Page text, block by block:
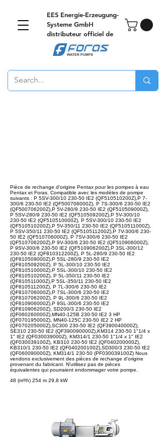
EES Energie-Erzeugung-
Systeme GmbH
distributeur officiel de
Pièce de rechange d'origine Pentax pour les pompes à eau
Pentax et Foras. Compatible avec les modèles de pompe
suivants : P 5SV-300/10 230-50 IE2 (QF510510200Z),P 7-
300/6 230-50 IE2 (QF500706000Z), P 7S-300/6 230-50 IE2
(QF500706200Z),P 5V-280/9 230-50 IE2 (QF510509000Z),
P 5SV-280/9 230-50 IE2 (QF510509200Z),P 5V-300/10
230-50 IE2 (QF510510000Z), P 5SV-300/10 230-50 IE2
(QF510510200Z),P 5V-350/11 230-50 IE2 (QF510511000Z),
P 5SV-350/11 230-50 IE2 (QF510511200Z),P 7V-300/6 230-
50 IE2 (QF510706000Z), P 7SV-300/6 230-50 IE2
(QF510706200Z),P 9V-300/6 230-50 IE2 (QF510906000Z),
P 9SV-300/6 230-50 IE2 (QF510906200Z),P 3SL-300/12
230-50 IE2 (QF810312200Z), P 5L-280/9 230-50 IE2
(QF810509000Z),P 5SL-280/9 230-50 IE2
(QF810509200Z), P 5L-300/10 230-50 IE2
(QF810510000Z),P 5SL-300/10 230-50 IE2
(QF810510200Z), P 5L-350/11 230-50 IE2
(QF810511000Z),P 5SL-350/11 230-50 IE2
(QF810511200Z), P 7L-300/6 230-50 IE2
(QF810706000Z),P 7SL-300/6 230-50 IE2
(QF810706200Z), P 9L-300/6 230-50 IE2
(QF810906000Z),P 9SL-300/6 230-50 IE2
(QF810906200Z), SD200/3 230-50 IE2
(QF060260000Z),MN40-125B 230-50 IE2 3 HP
(QF070195000Z), MN40-125C 230-50 IE2 2 HP
(QF070205000Z),SC300 230-50 IE2 (QF390040000Z),
SE310 230-50 IE2 (QF390090000Z),KM314 230-50 1"1/4 x
1" IE2 (QF030039000Z), KM314/1 230-50 1"1/4 x 1" IE2
(QF030039100Z), KB310 230-50 IE2 (QF040200000Z),
KB310/1 230-50 IE2 (QF040200100Z),SD300/3 230-50 IE2
(QF060090000Z), KM314/1 230-50 (PF030039100Z) Nous
vendons exclusivement des pièces de rechange d'origine
provenant du fabricant. N'utilisez pas de pièces
équivalentes qui pourraient endommager votre pompe.
48 (m³/h) 254 m 29,8 kW